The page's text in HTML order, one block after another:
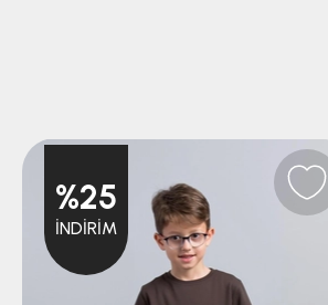
%25
İNDIRIM